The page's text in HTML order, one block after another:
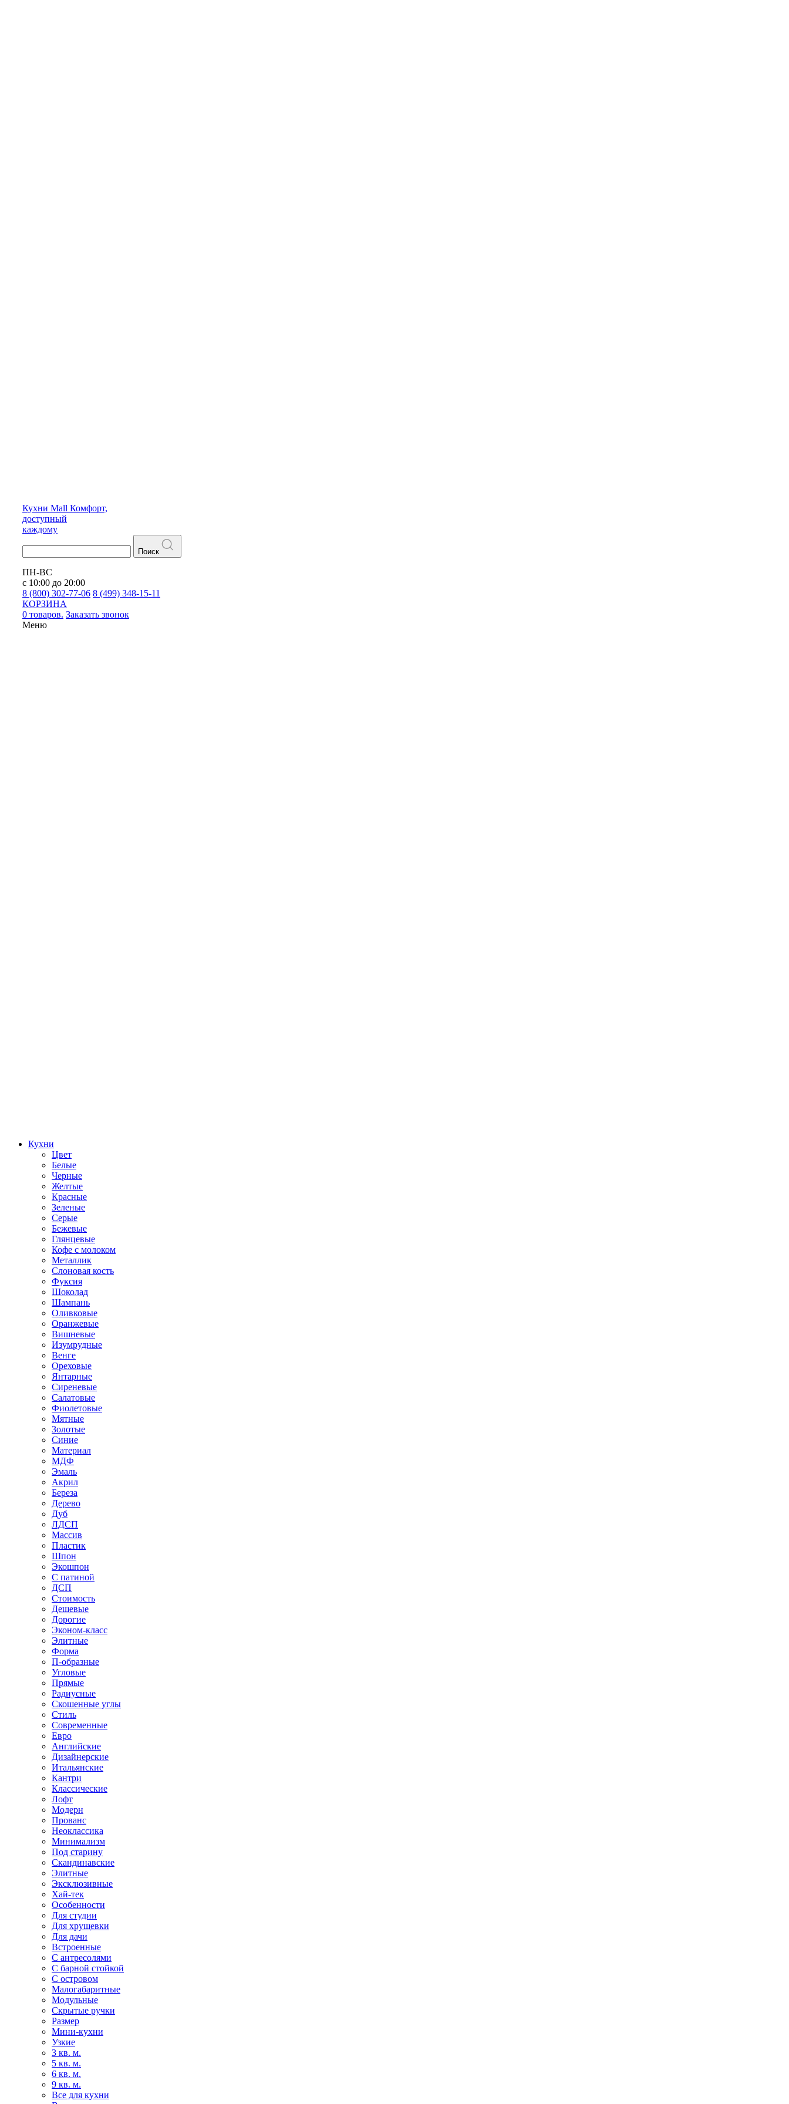
Кухни Mall Комфорт,
доступный
каждому
Поиск
ПН-ВС
с 10:00 до 20:00
8 (800) 302-77-06 8 (499) 348-15-11
КОРЗИНА
0 товаров. Заказать звонок
Меню
Кухни
Цвет
Белые
Черные
Желтые
Красные
Зеленые
Серые
Бежевые
Глянцевые
Кофе с молоком
Металлик
Слоновая кость
Фуксия
Шоколад
Шампань
Оливковые
Оранжевые
Вишневые
Изумрудные
Венге
Ореховые
Янтарные
Сиреневые
Салатовые
Фиолетовые
Мятные
Золотые
Синие
Материал
МДФ
Эмаль
Акрил
Береза
Дерево
Дуб
ЛДСП
Массив
Пластик
Шпон
Экошпон
С патиной
ДСП
Стоимость
Дешевые
Дорогие
Эконом-класс
Элитные
Форма
П-образные
Угловые
Прямые
Радиусные
Скошенные углы
Стиль
Современные
Евро
Английские
Дизайнерские
Итальянские
Кантри
Классические
Лофт
Модерн
Прованс
Неоклассика
Минимализм
Под старину
Скандинавские
Элитные
Эксклюзивные
Хай-тек
Особенности
Для студии
Для хрущевки
Для дачи
Встроенные
С антресолями
С барной стойкой
С островом
Малогабаритные
Модульные
Скрытые ручки
Размер
Мини-кухни
Узкие
3 кв. м.
5 кв. м.
6 кв. м.
9 кв. м.
Все для кухни